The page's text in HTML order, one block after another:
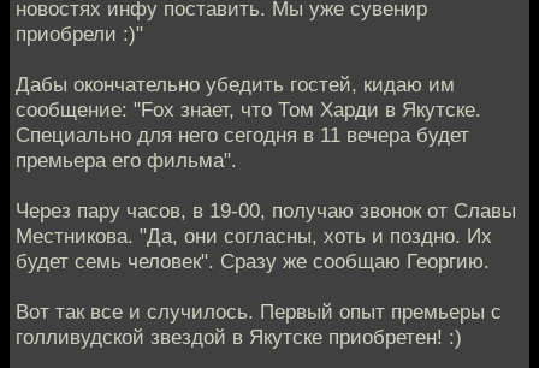
новостях инфу поставить. Мы уже сувенир
приобрели :)"
Дабы окончательно убедить гостей, кидаю им
сообщение: "Fox знает, что Том Харди в Якутске.
Специально для него сегодня в 11 вечера будет
премьера его фильма".
Через пару часов, в 19-00, получаю звонок от Славы
Местникова. "Да, они согласны, хоть и поздно. Их
будет семь человек". Сразу же сообщаю Георгию.
Вот так все и случилось. Первый опыт премьеры с
голливудской звездой в Якутске приобретен! :)